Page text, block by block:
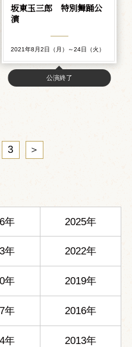
坂東玉三郎 特別舞踊公
演
2021年8月2日（月）～24日（火）
公演終了
3 ＞
年 2025年
年 2022年
年 2019年
年 2016年
年 2013年